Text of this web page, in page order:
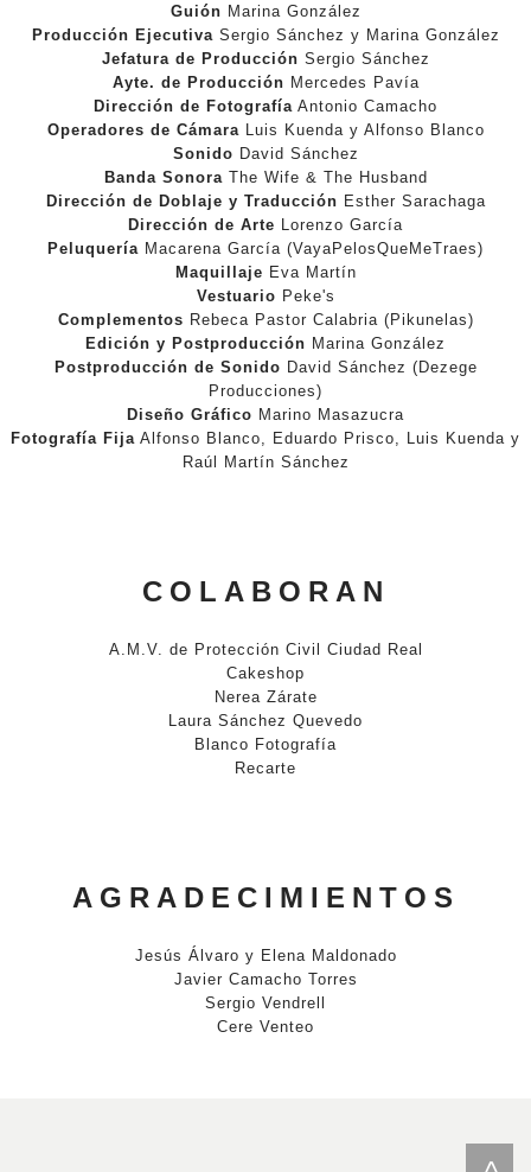
Guión Marina González
Producción Ejecutiva Sergio Sánchez y Marina González
Jefatura de Producción Sergio Sánchez
Ayte. de Producción Mercedes Pavía
Dirección de Fotografía Antonio Camacho
Operadores de Cámara Luis Kuenda y Alfonso Blanco
Sonido David Sánchez
Banda Sonora The Wife & The Husband
Dirección de Doblaje y Traducción Esther Sarachaga
Dirección de Arte Lorenzo García
Peluquería Macarena García (VayaPelosQueMeTraes)
Maquillaje Eva Martín
Vestuario Peke's
Complementos Rebeca Pastor Calabria (Pikunelas)
Edición y Postproducción Marina González
Postproducción de Sonido David Sánchez (Dezege
Producciones)
Diseño Gráfico Marino Masazucra
Fotografía Fija Alfonso Blanco, Eduardo Prisco, Luis Kuenda y
Raúl Martín Sánchez
COLABORAN
A.M.V. de Protección Civil Ciudad Real
Cakeshop
Nerea Zárate
Laura Sánchez Quevedo
Blanco Fotografía
Recarte
AGRADECIMIENTOS
Jesús Álvaro y Elena Maldonado
Javier Camacho Torres
Sergio Vendrell
Cere Venteo
<